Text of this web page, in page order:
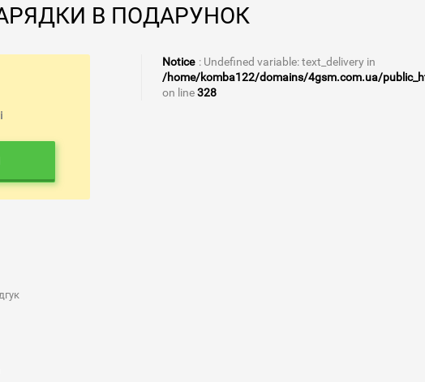
ЗАРЯДКИ В ПОДАРУНОК
Notice : Undefined variable: text_delivery in
/home/komba122/domains/4gsm.com.ua/
on line328